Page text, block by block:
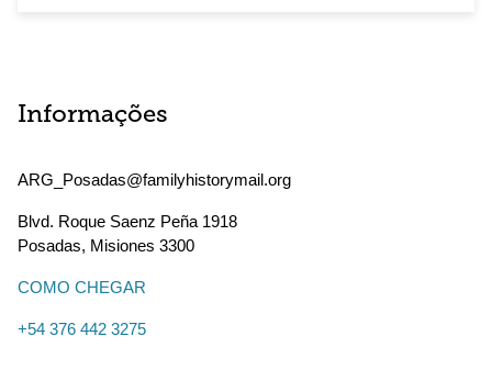
Informações
ARG_Posadas@familyhistorymail.org
Blvd. Roque Saenz Peña 1918
Posadas, Misiones 3300
COMO CHEGAR
+54 376 442 3275